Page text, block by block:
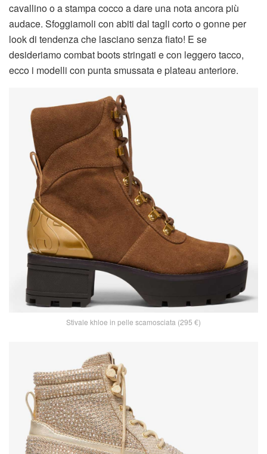
cavallino o a stampa cocco a dare una nota ancora più
audace. Sfoggiamoli con abiti dal tagli corto o gonne per
look di tendenza che lasciano senza fiato! E se
desideriamo combat boots stringati e con leggero tacco,
ecco i modelli con punta smussata e plateau anteriore.
Stivale khloe in pelle scamosciata (295 €)